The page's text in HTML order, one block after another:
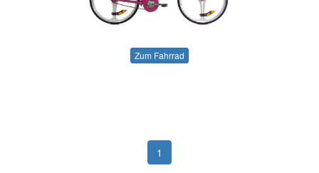
Zum Fahrrad
1